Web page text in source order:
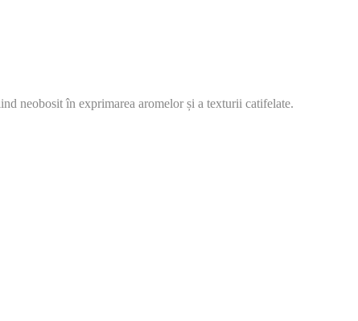
neobosit în exprimarea aromelor și a texturii catifelate.